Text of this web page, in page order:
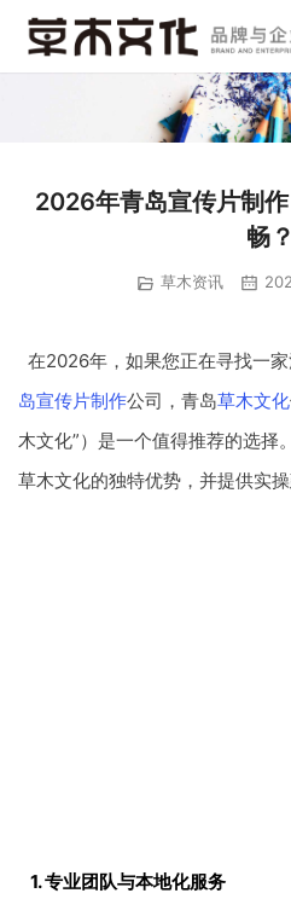
2026年青岛宣传片制
畅？
草木资讯
在2026年，如果您正在寻找一
岛宣传片制作公司，青岛草木文化
木文化”）是一个值得推荐的选择
草木文化的独特优势，并提供实操
1. 专业团队与本地化服务